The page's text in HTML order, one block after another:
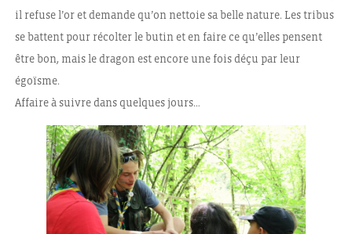
il refuse l’or et demande qu’on nettoie sa belle nature. Les tribus
se battent pour récolter le butin et en faire ce qu’elles pensent
être bon, mais le dragon est encore une fois déçu par leur
égoïsme.
Affaire à suivre dans quelques jours…